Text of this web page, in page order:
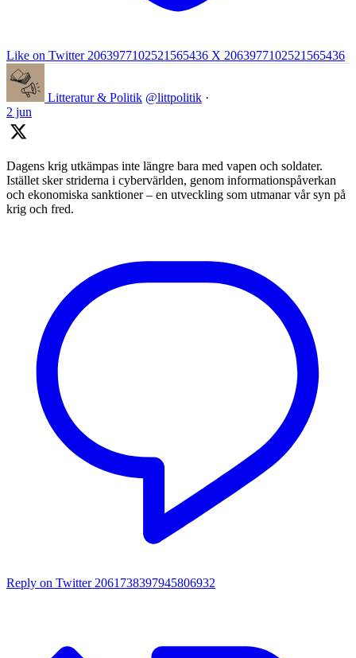
Like on Twitter 2063977102521565436 X 2063977102521565436
Litteratur & Politik @littpolitik ·
2 jun
Dagens krig utkämpas inte längre bara med vapen och soldater.
Istället sker striderna i cybervärlden, genom informationspåverkan
och ekonomiska sanktioner – en utveckling som utmanar vår syn på
krig och fred.
Reply on Twitter 2061738397945806932